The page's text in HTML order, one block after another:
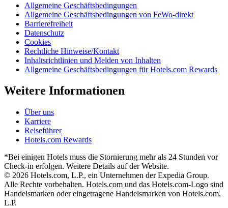
Allgemeine Geschäftsbedingungen
Allgemeine Geschäftsbedingungen von FeWo-direkt
Barrierefreiheit
Datenschutz
Cookies
Rechtliche Hinweise/Kontakt
Inhaltsrichtlinien und Melden von Inhalten
Allgemeine Geschäftsbedingungen für Hotels.com Rewards
Weitere Informationen
Über uns
Karriere
Reiseführer
Hotels.com Rewards
*Bei einigen Hotels muss die Stornierung mehr als 24 Stunden vor
Check-in erfolgen. Weitere Details auf der Website.
© 2026 Hotels.com, L.P., ein Unternehmen der Expedia Group.
Alle Rechte vorbehalten. Hotels.com und das Hotels.com-Logo sind
Handelsmarken oder eingetragene Handelsmarken von Hotels.com,
L.P.